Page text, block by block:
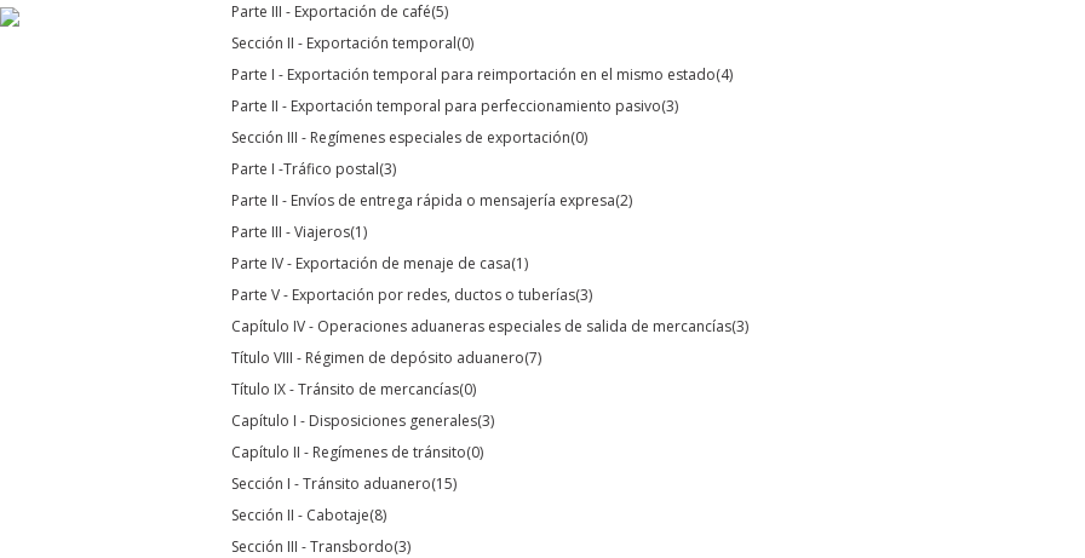
Parte III - Exportación de café(5)
Sección II - Exportación temporal(0)
Parte I - Exportación temporal para reimportación en el mismo estado(4)
Parte II - Exportación temporal para perfeccionamiento pasivo(3)
Sección III - Regímenes especiales de exportación(0)
Parte I -Tráfico postal(3)
Parte II - Envíos de entrega rápida o mensajería expresa(2)
Parte III - Viajeros(1)
Parte IV - Exportación de menaje de casa(1)
Parte V - Exportación por redes, ductos o tuberías(3)
Capítulo IV - Operaciones aduaneras especiales de salida de mercancías(3)
Título VIII - Régimen de depósito aduanero(7)
Título IX - Tránsito de mercancías(0)
Capítulo I - Disposiciones generales(3)
Capítulo II - Regímenes de tránsito(0)
Sección I - Tránsito aduanero(15)
Sección II - Cabotaje(8)
Sección III - Transbordo(3)